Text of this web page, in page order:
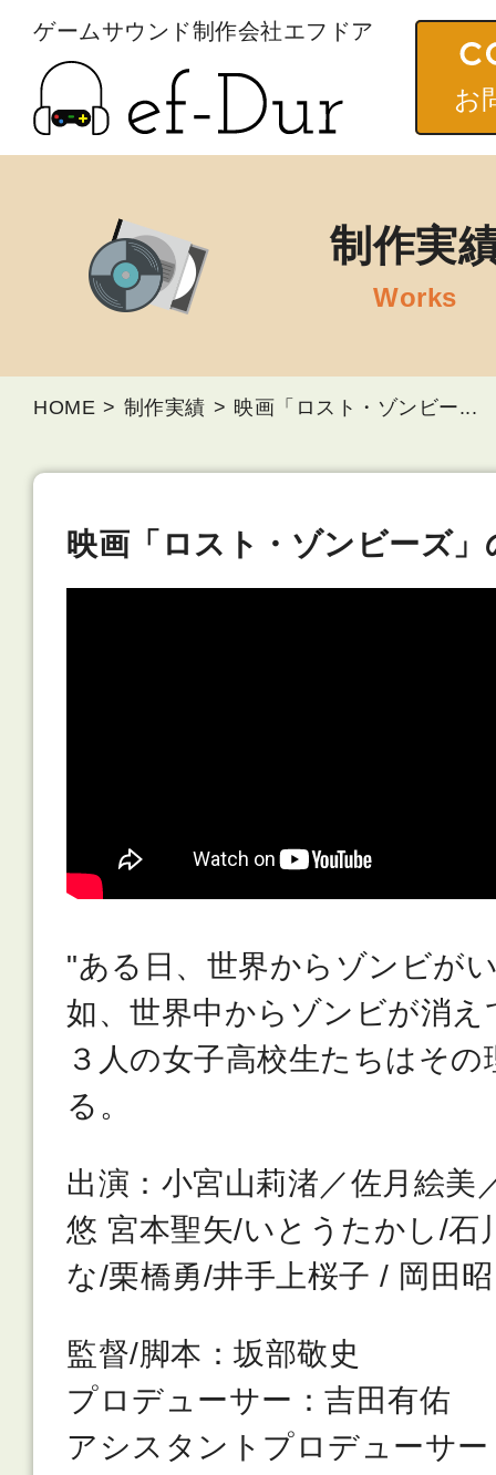
ゲームサウンド制作会社エフドア
お
制作実
HOME 制作実績 映画「ロスト・ゾンビー...
映画「ロスト・ゾンビーズ
"ある日、世界からゾンビが
如、世界中からゾンビが消
３人の女子高校生たちはそ
る。
出演：小宮山莉渚／佐月絵美
悠 宮本聖矢/いとうたかし/石
な/栗橋勇/井手上桜子 / 岡田
監督/脚本：坂部敬史
プロデューサー：吉田有佑
アシスタントプロデューサー